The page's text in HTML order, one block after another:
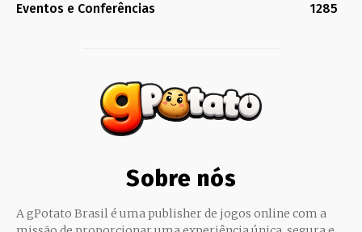
Eventos e Conferências
1285
Sobre nós
A gPotato Brasil é uma publisher de jogos online com a